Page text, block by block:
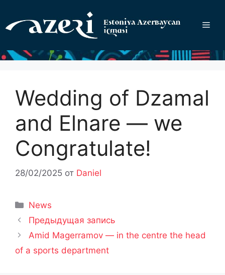
содержимому
Wedding of Dzamal
and Elnare — we
Congratulate!
28/02/2025 от Daniel
Рубрики
News
Предыдущая запись
Amid Magerramov — in the centre the head
of a sports department